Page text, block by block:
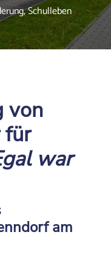
,Schulleben
von
für
war
am